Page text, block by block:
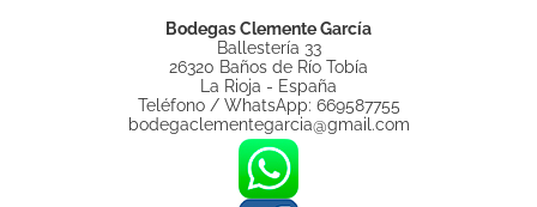
Bodegas Clemente García
Ballestería 33
26320 Baños de Río Tobía
La Rioja - España
Teléfono / WhatsApp: 669587755
bodegaclementegarcia@gmail.com